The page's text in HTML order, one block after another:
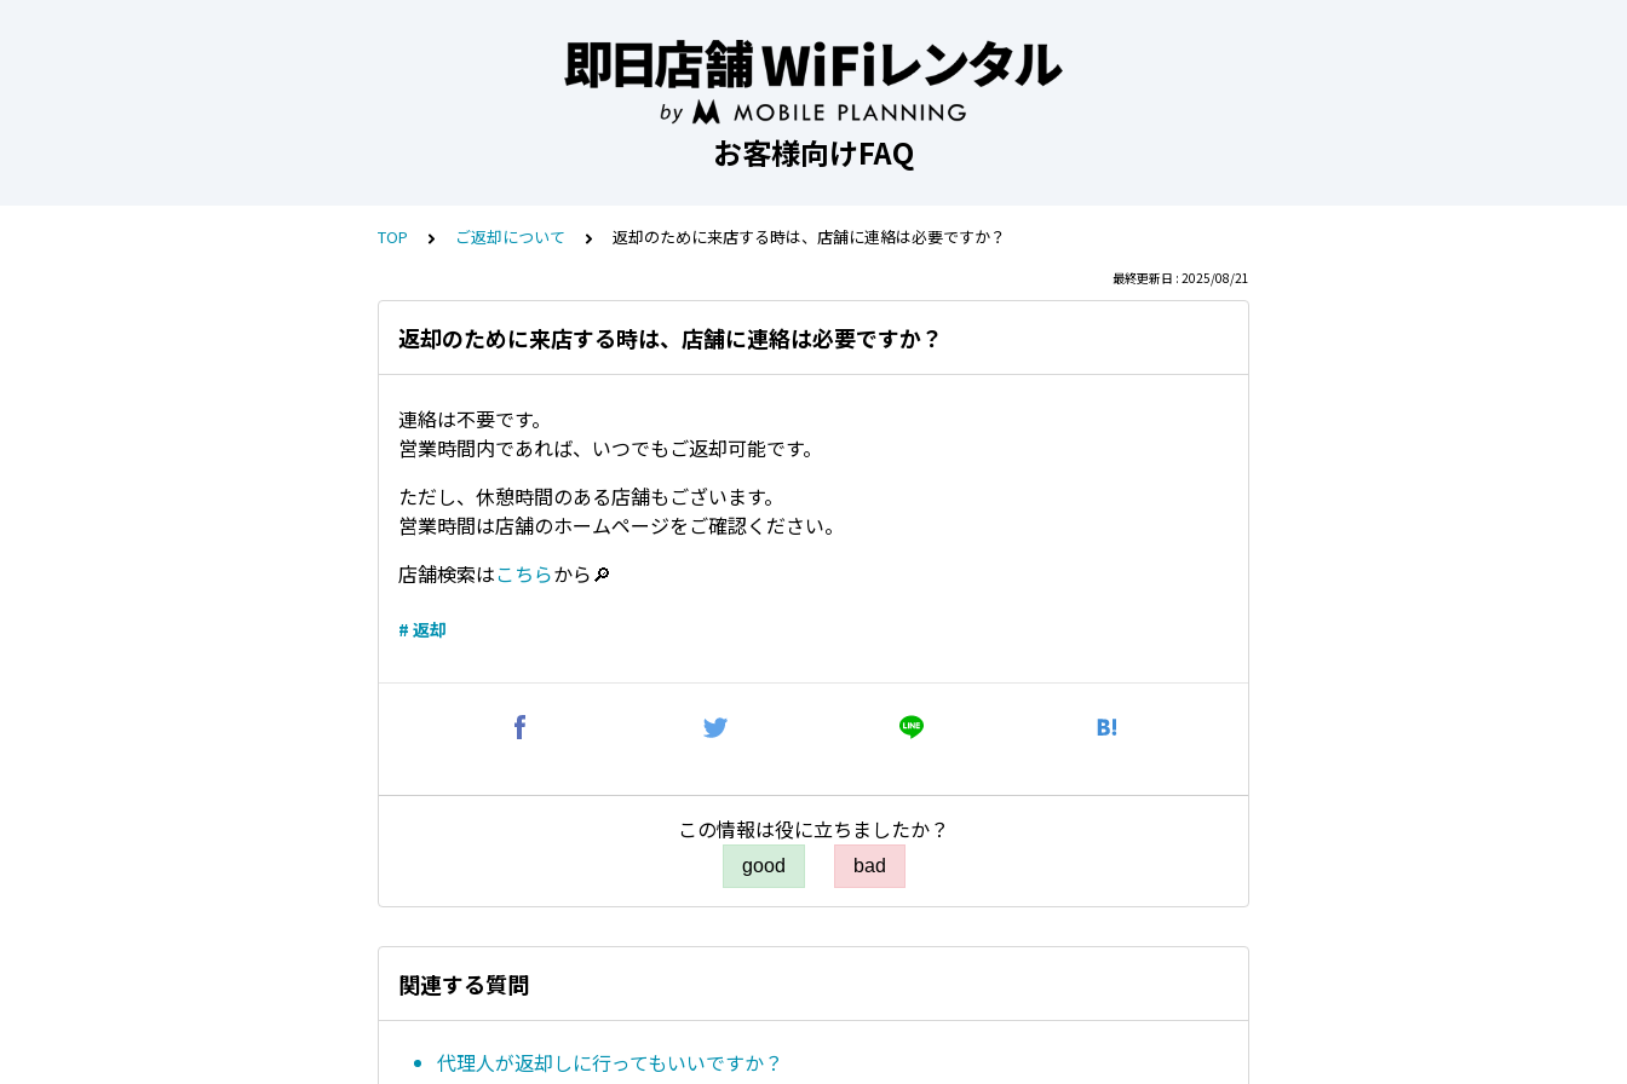
お客様向けFAQ
TOP ご返却について 返却のために来店する時は、店舗に連絡は必要ですか？
最終更新日 : 2025/08/21
返却のために来店する時は、店舗に連絡は必要ですか？
連絡は不要です。
営業時間内であれば、いつでもご返却可能です。
ただし、休憩時間のある店舗もございます。
営業時間は店舗のホームページをご確認ください。
店舗検索はこちらから🔎
# 返却
この情報は役に立ちましたか？
good bad
関連する質問
代理人が返却しに行ってもいいですか？